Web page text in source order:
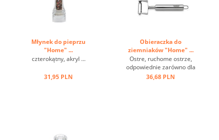
Młynek do pieprzu
"Home" ...
czterokątny, akryl ...
31,95 PLN
Obieraczka do
ziemniaków "Home" ...
Ostre, ruchome ostrze,
odpowiednie zarówno dla
praworęcznych, jak i
36,68 PLN